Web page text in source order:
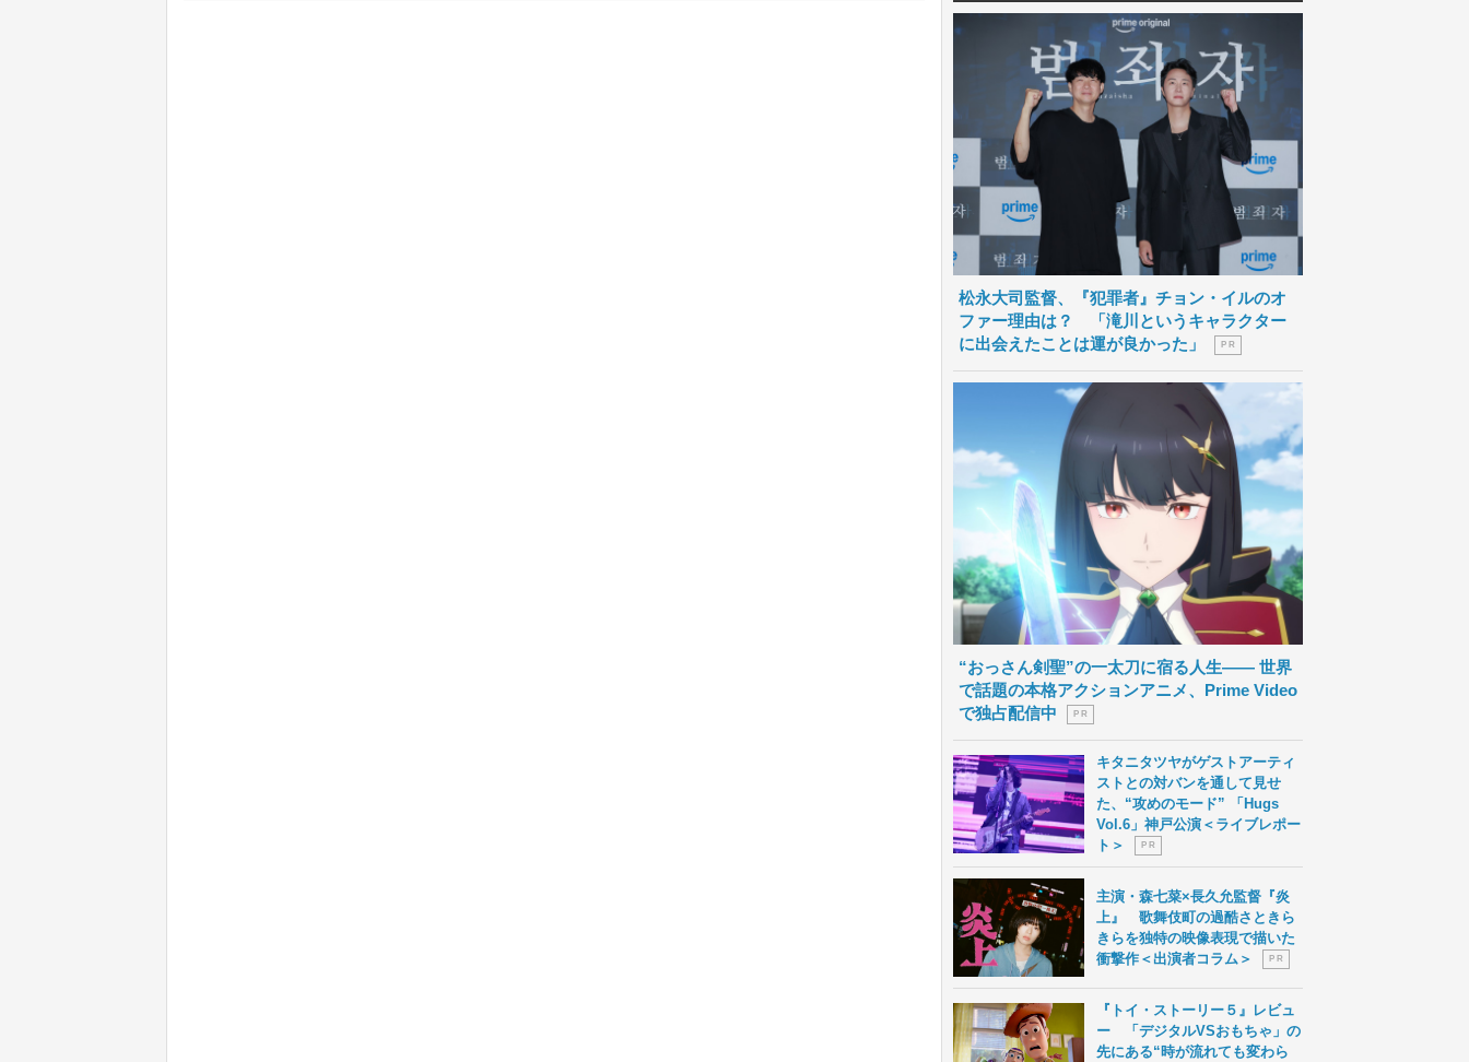
松永大司監督、『犯罪者』チョン・イルのオ
ファー理由は？ 「滝川というキャラクター
に出会えたことは運が良かった」
P R
“おっさん剣聖”の一太刀に宿る人生―― 世界
で話題の本格アクションアニメ、Prime Video
で独占配信中
P R
キタニタツヤがゲストアーティ
ストとの対バンを通して見せ
た、“攻めのモード” 「Hugs
Vol.6」神戸公演＜ライブレポー
ト＞
P R
主演・森七菜×長久允監督『炎
上』 歌舞伎町の過酷さときら
きらを独特の映像表現で描いた
衝撃作＜出演者コラム＞
P R
『トイ・ストーリー５』レビュ
ー 「デジタルVSおもちゃ」の
先にある“時が流れても変わら